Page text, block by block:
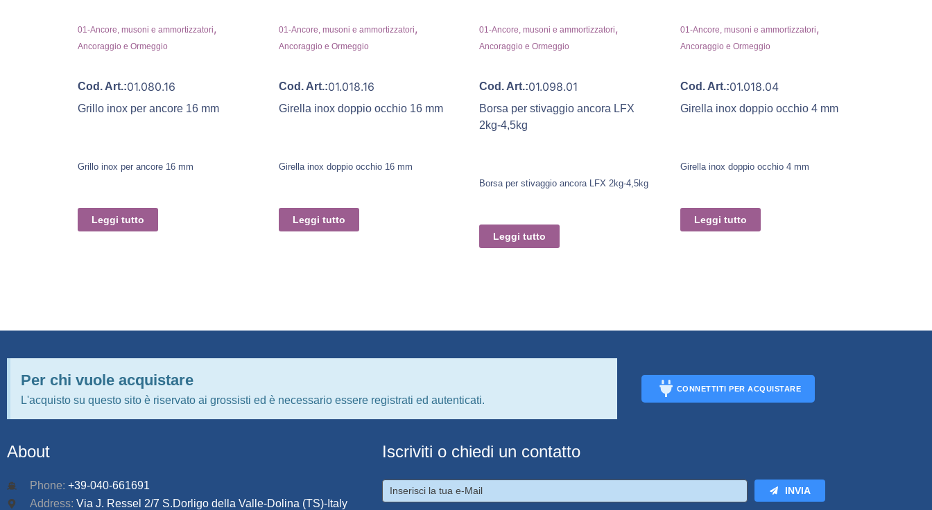
01-Ancore, musoni e ammortizzatori,
Ancoraggio e Ormeggio
Cod. Art.:01.080.16
Grillo inox per ancore 16 mm
Grillo inox per ancore 16 mm
Leggi tutto
01-Ancore, musoni e ammortizzatori,
Ancoraggio e Ormeggio
Cod. Art.:01.018.16
Girella inox doppio occhio 16 mm
Girella inox doppio occhio 16 mm
Leggi tutto
01-Ancore, musoni e ammortizzatori,
Ancoraggio e Ormeggio
Cod. Art.:01.098.01
Borsa per stivaggio ancora LFX
2kg-4,5kg
Borsa per stivaggio ancora LFX 2kg-4,5kg
Leggi tutto
01-Ancore, musoni e ammortizzatori,
Ancoraggio e Ormeggio
Cod. Art.:01.018.04
Girella inox doppio occhio 4 mm
Girella inox doppio occhio 4 mm
Leggi tutto
Per chi vuole acquistare
L'acquisto su questo sito è riservato ai grossisti ed è necessario essere registrati ed autenticati.
CONNETTITI PER ACQUISTARE
About
Phone: +39-040-661691
Address: Via J. Ressel 2/7 S.Dorligo della Valle-Dolina (TS)-Italy
Iscriviti o chiedi un contatto
INVIA